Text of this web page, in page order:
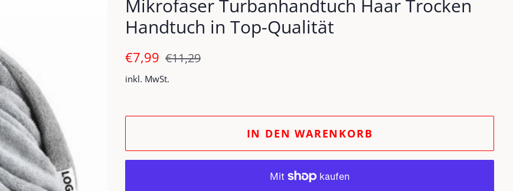
Mikrofaser Turbanhandtuch Haar Trocken
Handtuch in Top-Qualität
Normaler
€7,99 Sonderpreis
€11,29
inkl. MwSt.
IN DEN WARENKORB